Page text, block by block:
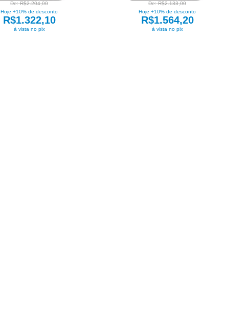
De: R$2.204,00
Hoje +10% de desconto
R$1.322,10
à vista no pix
De: R$2.133,00
Hoje +10% de desconto
R$1.564,20
à vista no pix